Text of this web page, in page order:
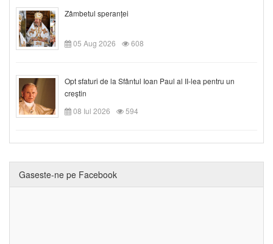
Zâmbetul speranței
05 Aug 2026 608
Opt sfaturi de la Sfântul Ioan Paul al II-lea pentru un
creștin
08 Iul 2026
594
Gaseste-ne pe Facebook